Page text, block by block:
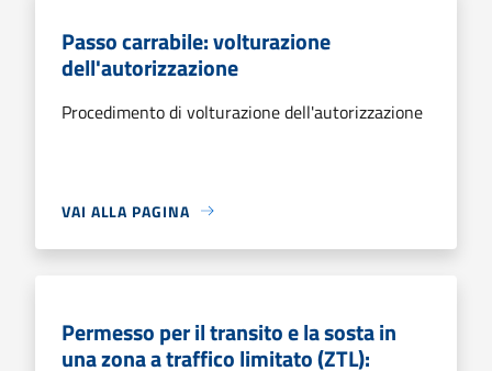
Passo carrabile: volturazione
dell'autorizzazione
Procedimento di volturazione dell'autorizzazione
VAI ALLA PAGINA
Permesso per il transito e la sosta in
una zona a traffico limitato (ZTL):